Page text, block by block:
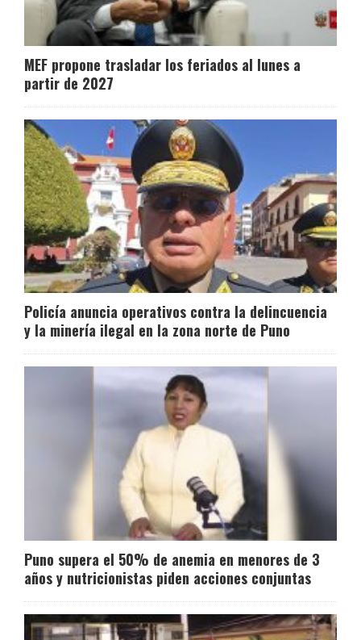
MEF propone trasladar los feriados al lunes a
partir de 2027
Policía anuncia operativos contra la delincuencia
y la minería ilegal en la zona norte de Puno
Puno supera el 50% de anemia en menores de 3
años y nutricionistas piden acciones conjuntas